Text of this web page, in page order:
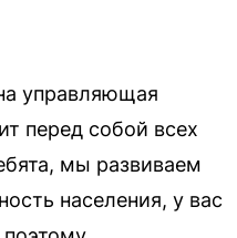
управляющая
перед собой всех
мы развиваем
населения, у вас